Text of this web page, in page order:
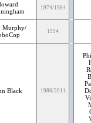
1974/1984
Murphy/
1994
Black 1986/2011